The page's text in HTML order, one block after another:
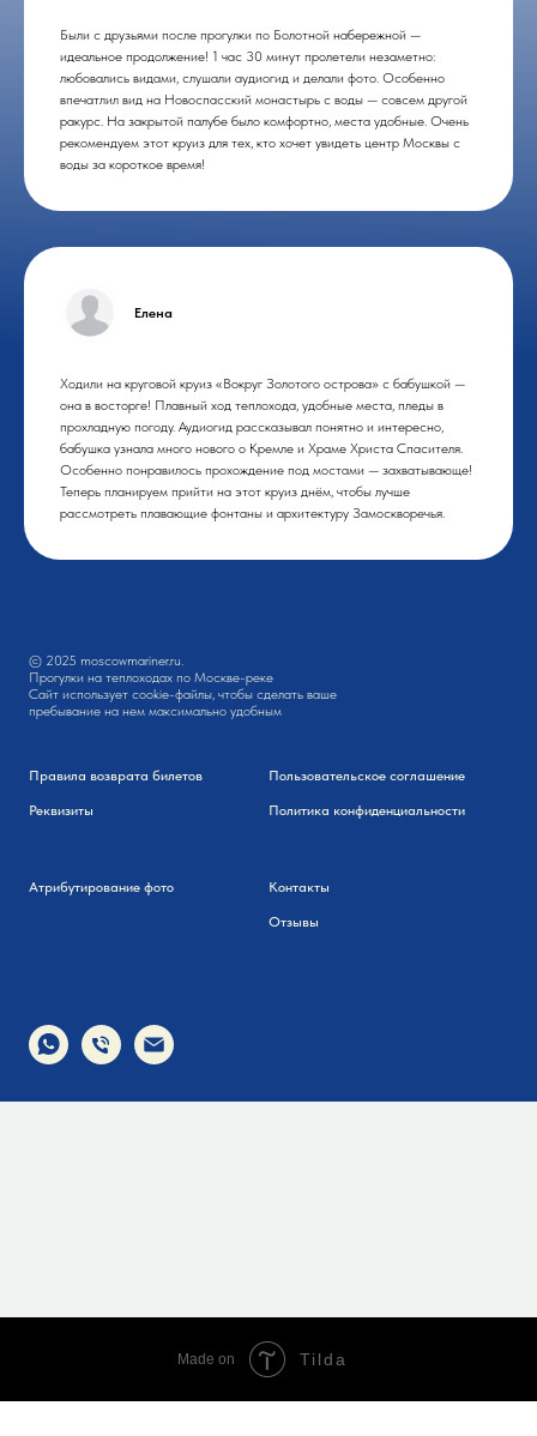
Были с друзьями после прогулки по Болотной набережной —
идеальное продолжение! 1 час 30 минут пролетели незаметно:
любовались видами, слушали аудиогид и делали фото. Особенно
впечатлил вид на Новоспасский монастырь с воды — совсем другой
ракурс. На закрытой палубе было комфортно, места удобные. Очень
рекомендуем этот круиз для тех, кто хочет увидеть центр Москвы с
воды за короткое время!
Елена
Ходили на круговой круиз «Вокруг Золотого острова» с бабушкой —
она в восторге! Плавный ход теплохода, удобные места, пледы в
прохладную погоду. Аудиогид рассказывал понятно и интересно,
бабушка узнала много нового о Кремле и Храме Христа Спасителя.
Особенно понравилось прохождение под мостами — захватывающе!
Теперь планируем прийти на этот круиз днём, чтобы лучше
рассмотреть плавающие фонтаны и архитектуру Замоскворечья.
© 2025 moscowmariner.ru.
Прогулки на теплоходах по Москве-реке
Сайт использует cookie-файлы, чтобы сделать ваше
пребывание на нем максимально удобным
Правила возврата билетов
Реквизиты
Пользовательское соглашение
Политика конфиденциальности
Атрибутирование фото Контакты
Отзывы
Made on Tilda